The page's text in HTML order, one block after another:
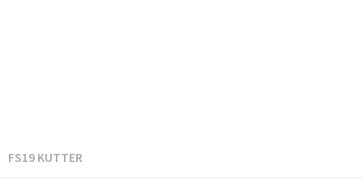
FS19 KUTTER